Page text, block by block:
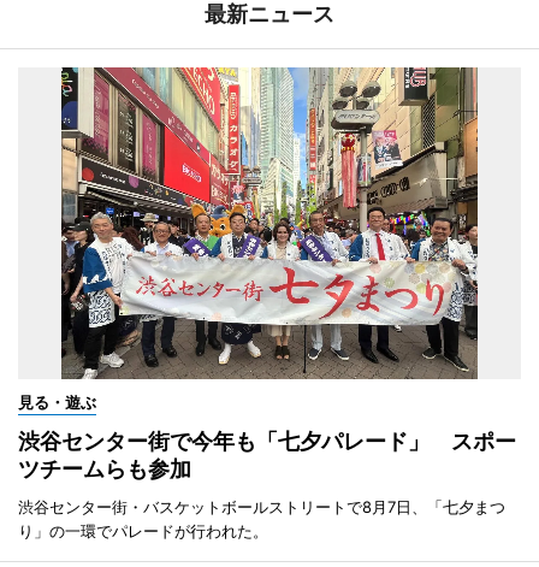
最新ニュース
見る・遊ぶ
渋谷センター街で今年も「七夕パレード」 スポー
ツチームらも参加
渋谷センター街・バスケットボールストリートで8月7日、「七夕まつ
り」の一環でパレードが行われた。